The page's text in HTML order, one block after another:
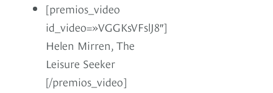
[premios_video
id_video=»VGGKsVFslJ8″]
Helen Mirren, The
Leisure Seeker
[/premios_video]